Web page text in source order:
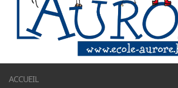
ACCUEIL